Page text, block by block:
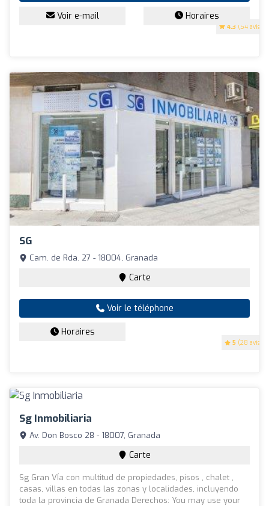
4.3 (54 avis)
Voir e-mail Horaires
SG
5 (28 avis)
Cam. de Rda. 27 - 18004, Granada
Carte
Voir le téléphone
Horaires
Sg Inmobiliaria
Av. Don Bosco 28 - 18007, Granada
Carte
Sg Gran VÍa con multitud de propiedades, pisos , chalet ,
casas, villas en todas las zonas y localidades, incluyendo
toda la provincia de Granada Derechos: You may use your